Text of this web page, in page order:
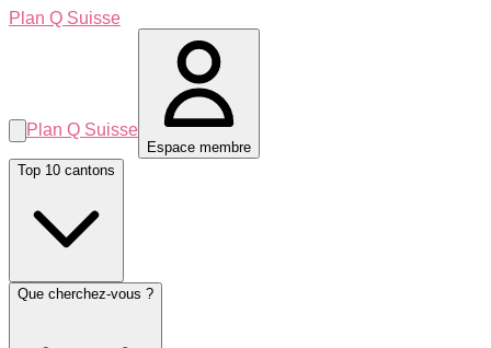
Plan Q Suisse
Plan Q Suisse
Espace membre
Top 10 cantons
Que cherchez-vous ?